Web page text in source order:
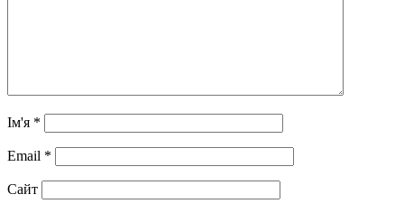
Ім'я *
Email *
Сайт